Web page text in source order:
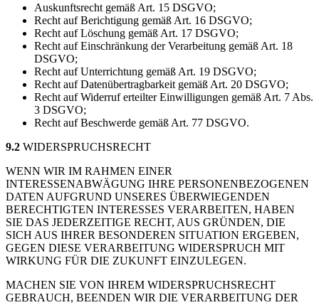
Auskunftsrecht gemäß Art. 15 DSGVO;
Recht auf Berichtigung gemäß Art. 16 DSGVO;
Recht auf Löschung gemäß Art. 17 DSGVO;
Recht auf Einschränkung der Verarbeitung gemäß Art. 18
DSGVO;
Recht auf Unterrichtung gemäß Art. 19 DSGVO;
Recht auf Datenübertragbarkeit gemäß Art. 20 DSGVO;
Recht auf Widerruf erteilter Einwilligungen gemäß Art. 7 Abs.
3 DSGVO;
Recht auf Beschwerde gemäß Art. 77 DSGVO.
9.2 WIDERSPRUCHSRECHT
WENN WIR IM RAHMEN EINER
INTERESSENABWÄGUNG IHRE PERSONENBEZOGENEN
DATEN AUFGRUND UNSERES ÜBERWIEGENDEN
BERECHTIGTEN INTERESSES VERARBEITEN, HABEN
SIE DAS JEDERZEITIGE RECHT, AUS GRÜNDEN, DIE
SICH AUS IHRER BESONDEREN SITUATION ERGEBEN,
GEGEN DIESE VERARBEITUNG WIDERSPRUCH MIT
WIRKUNG FÜR DIE ZUKUNFT EINZULEGEN.
MACHEN SIE VON IHREM WIDERSPRUCHSRECHT
GEBRAUCH, BEENDEN WIR DIE VERARBEITUNG DER